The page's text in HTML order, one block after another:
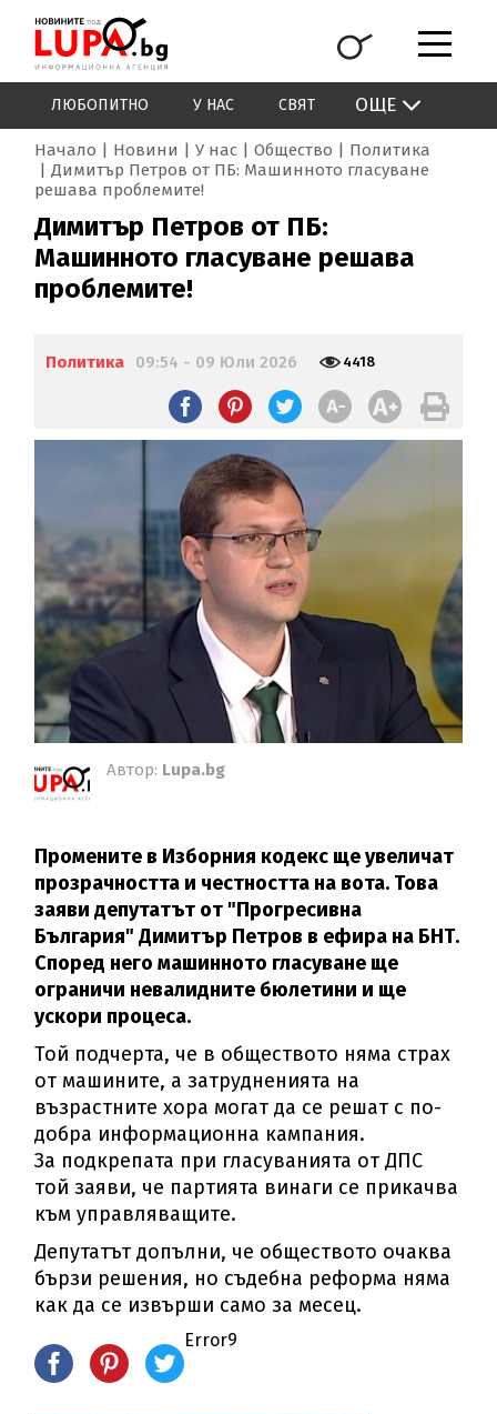
ЛЮБОПИТНО У НАС СВЯТ ОЩЕ
Начало Новини У нас Общество
Политика
Димитър Петров от ПБ: Машинното гласуване
решава проблемите!
Димитър Петров от ПБ:
Машинното гласуване решава
проблемите!
Политика 09:54 - 09 Юли 2026 4418
Автор: Lupa.bg
Промените в Изборния кодекс ще увеличат
прозрачността и честността на вота. Това
заяви депутатът от "Прогресивна
България" Димитър Петров в ефира на БНТ.
Според него машинното гласуване ще
ограничи невалидните бюлетини и ще
ускори процеса.
Той подчерта, че в обществото няма страх
от машините, а затрудненията на
възрастните хора могат да се решат с по-
добра информационна кампания.
За подкрепата при гласуванията от ДПС
той заяви, че партията винаги се прикачва
към управляващите.
Депутатът допълни, че обществото очаква
бързи решения, но съдебна реформа няма
как да се извърши само за месец.
Error9